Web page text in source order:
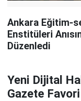
Ankara Eğitim-
Enstitüleri
Düzenledi
Yeni Dijital
Gazete Favori